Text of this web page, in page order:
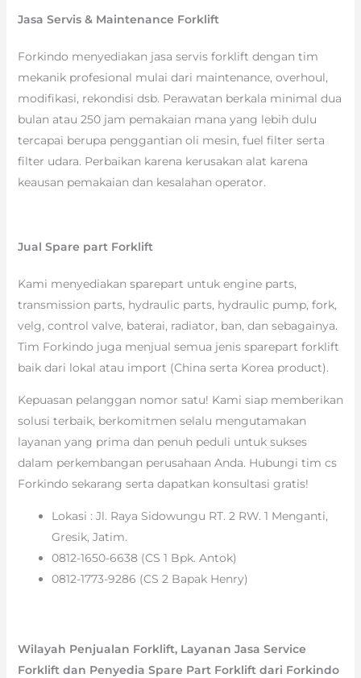
Jasa Servis & Maintenance Forklift
Forkindo menyediakan jasa servis forklift dengan tim
mekanik profesional mulai dari maintenance, overhoul,
modifikasi, rekondisi dsb. Perawatan berkala minimal dua
bulan atau 250 jam pemakaian mana yang lebih dulu
tercapai berupa penggantian oli mesin, fuel filter serta
filter udara. Perbaikan karena kerusakan alat karena
keausan pemakaian dan kesalahan operator.
Jual Spare part Forklift
Kami menyediakan sparepart untuk engine parts,
transmission parts, hydraulic parts, hydraulic pump, fork,
velg, control valve, baterai, radiator, ban, dan sebagainya.
Tim Forkindo juga menjual semua jenis sparepart forklift
baik dari lokal atau import (China serta Korea product).
Kepuasan pelanggan nomor satu! Kami siap memberikan
solusi terbaik, berkomitmen selalu mengutamakan
layanan yang prima dan penuh peduli untuk sukses
dalam perkembangan perusahaan Anda. Hubungi tim cs
Forkindo sekarang serta dapatkan konsultasi gratis!
Lokasi : Jl. Raya Sidowungu RT. 2 RW. 1 Menganti,
Gresik, Jatim.
0812-1650-6638 (CS 1 Bpk. Antok)
0812-1773-9286 (CS 2 Bapak Henry)
Wilayah Penjualan Forklift, Layanan Jasa Service
Forklift dan Penyedia Spare Part Forklift dari Forkindo